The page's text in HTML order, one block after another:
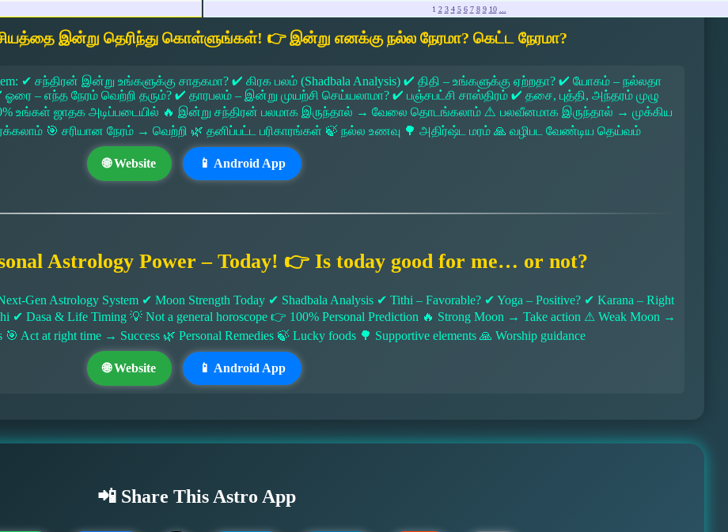
1 2 3 4 5 6 7 8 9 10 ...
இன்று தெரிந்து கொள்ளுங்கள்! 👉 இன்று எனக்கு நல்ல நேரமா? கெட்ட நேரமா?
✔ சந்திரன் இன்று உங்களுக்கு சாதகமா? ✔ கிரக பலம் (Shadbala Analysis) ✔ திதி – உங்களுக்கு ஏற்றதா? ✔ யோகம் – நல்லதா
– எந்த நேரம் வெற்றி தரும்? ✔ தாரபலம் – இன்று முயற்சி செய்யலாமா? ✔ பஞ்சபட்சி சாஸ்திரம் ✔ தசை, புத்தி, அந்தரம் முழு
உங்கள் ஜாதக அடிப்படையில் 🔥 இன்று சந்திரன் பலமாக இருந்தால் → வேலை தொடங்கலாம் ⚠ பலவீனமாக இருந்தால் → முக்கிய
🎯 சரியான நேரம் → வெற்றி 🌿 தனிப்பட்ட பரிகாரங்கள் 🍃 நல்ல உணவு 🌳 அதிர்ஷ்ட மரம் 🙏 வழிபட வேண்டிய தெய்வம்
🌐 Website 📱 Android App
Astrology Power – Today! 👉 Is today good for me… or not?
Gen Astrology System ✔ Moon Strength Today ✔ Shadbala Analysis ✔ Tithi – Favorable? ✔ Yoga – Positive? ✔ Karana – Right
✔ Dasa & Life Timing 💡 Not a general horoscope 👉 100% Personal Prediction 🔥 Strong Moon → Take action ⚠ Weak Moon →
Act at right time → Success 🌿 Personal Remedies 🍃 Lucky foods 🌳 Supportive elements 🙏 Worship guidance
🌐 Website 📱 Android App
📲 Share This Astro App